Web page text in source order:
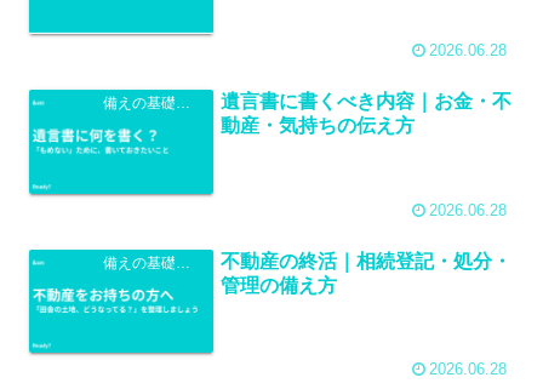
2026.06.28
備えの基礎知識
遺言書に書くべき内容｜お金・不
動産・気持ちの伝え方
2026.06.28
備えの基礎知識
不動産の終活｜相続登記・処分・
管理の備え方
2026.06.28